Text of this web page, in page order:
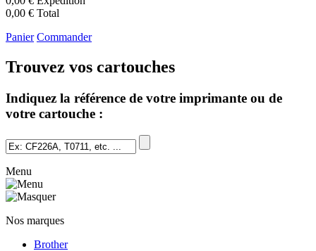
0,00 € Total
Panier Commander
Trouvez vos cartouches
Indiquez la référence de votre imprimante ou de
votre cartouche :
Menu
Nos marques
Brother